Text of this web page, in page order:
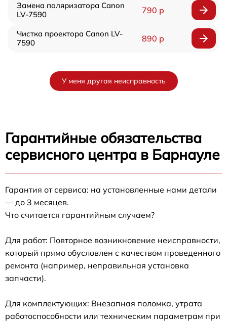
Замена поляризатора Canon
LV-7590
790 р
Чистка проектора Canon LV-
7590
890 р
У меня другая неисправность
Гарантийные обязательства
сервисного центра в Барнауле
Гарантия от сервиса: на установленные нами детали
— до 3 месяцев.
Что считается гарантийным случаем?
Для работ: Повторное возникновение неисправности,
который прямо обусловлен с качеством проведенного
ремонта (например, неправильная установка
запчасти).
Для комплектующих: Внезапная поломка, утрата
работоспособности или техническим параметрам при